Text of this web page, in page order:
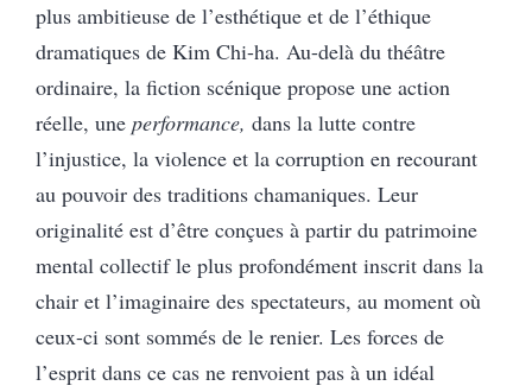
plus ambitieuse de l’esthétique et de l’éthique
dramatiques de Kim Chi-ha. Au-delà du théâtre
ordinaire, la fiction scénique propose une action
réelle, une performance, dans la lutte contre
l’injustice, la violence et la corruption en recourant
au pouvoir des traditions chamaniques. Leur
originalité est d’être conçues à partir du patrimoine
mental collectif le plus profondément inscrit dans la
chair et l’imaginaire des spectateurs, au moment où
ceux-ci sont sommés de le renier. Les forces de
l’esprit dans ce cas ne renvoient pas à un idéal